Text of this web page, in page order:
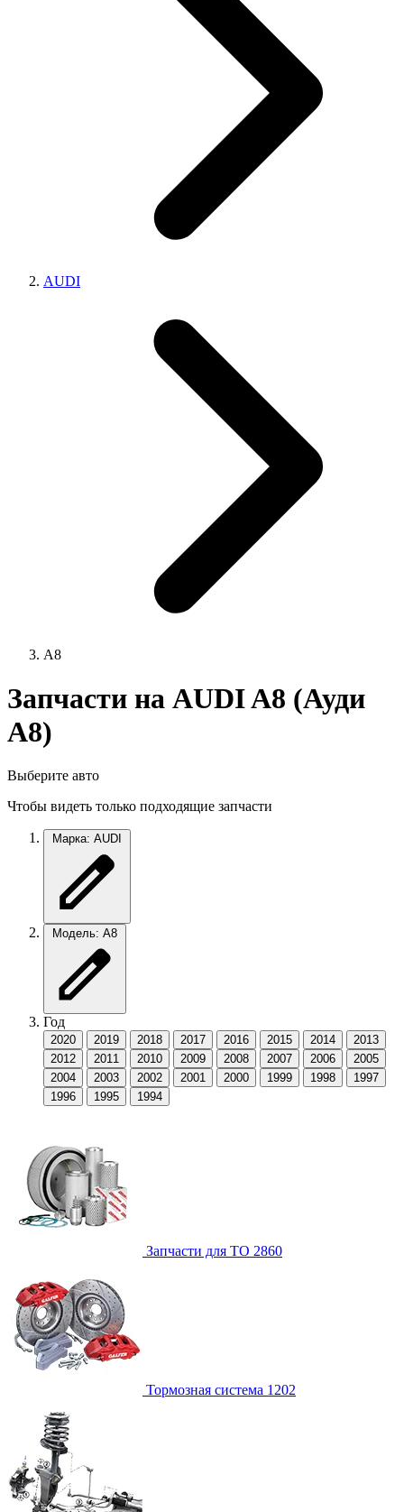
AUDI
A8
Запчасти на AUDI A8 (Ауди
А8)
Выберите авто
Чтобы видеть только подходящие запчасти
Марка: AUDI
Модель: A8
Год
2020 2019 2018 2017 2016 2015 2014
2013
2012
2011 2010 2009 2008 2007 2006
2005
2004
2003 2002 2001 2000 1999 1998
1997
1996
1995 1994
Запчасти для ТО 2860
Тормозная система 1202